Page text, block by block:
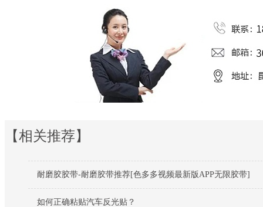
【相关推荐】
耐磨胶胶带-耐磨胶带推荐[色多多视频最新版APP无限胶带]
如何正确粘贴汽车反光贴？